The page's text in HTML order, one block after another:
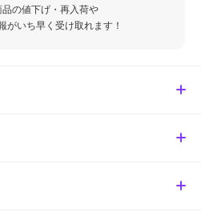
の値下げ・再入荷や
がいち早く受け取れます！